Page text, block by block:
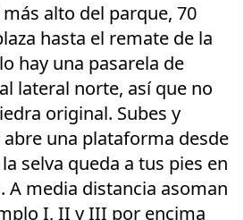
más alto del parque, 70
hasta el remate de la
hay una pasarela de
lateral norte, así que no
original. Subes y
una plataforma desde
selva queda a tus pies en
A media distancia asoman
I, II y III por encima